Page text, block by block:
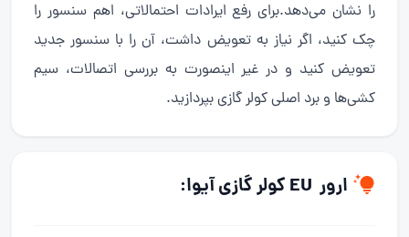
را نشان می‌دهد.برای رفع ایرادات احتمالاتی، اهم سنسور را
چک کنید، اگر نیاز به تعویض داشت، آن را با سنسور جدید
تعویض کنید و در غیر اینصورت به بررسی اتصالات، سیم
کشی‌ها و برد اصلی کولر گازی بپردازید.
ارور EU کولر گازی آیوا: